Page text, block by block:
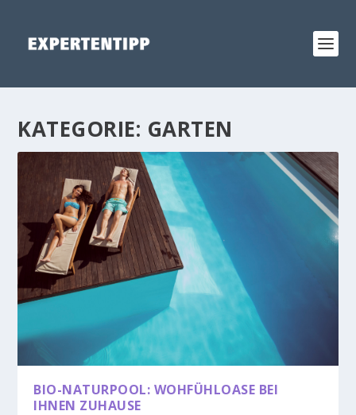
KATEGORIE: GARTEN
BIO-NATURPOOL: WOHFÜHLOASE BEI
IHNEN ZUHAUSE